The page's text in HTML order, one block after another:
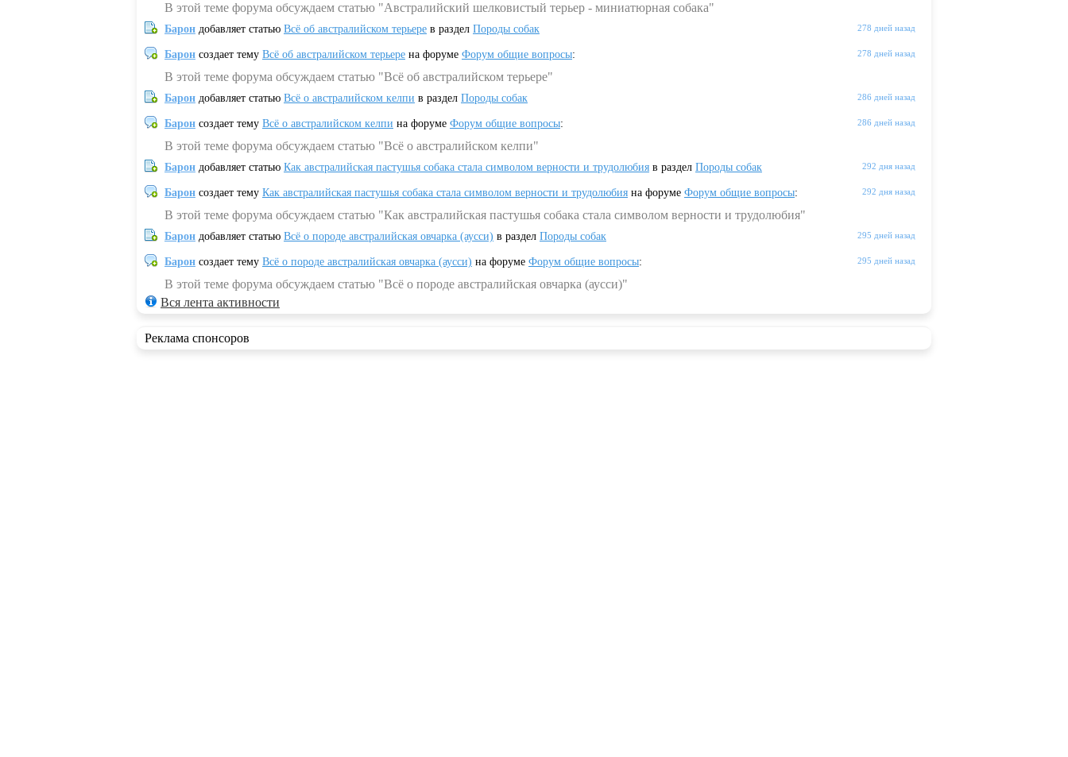
В этой теме форума обсуждаем статью "Австралийский шелковистый терьер - миниатюрная собака"
278 дней назад
Барон добавляет статью Всё об австралийском терьере в раздел Породы собак
278 дней назад
Барон создает тему Всё об австралийском терьере на форуме Форум общие вопросы:
В этой теме форума обсуждаем статью "Всё об австралийском терьере"
286 дней назад
Барон добавляет статью Всё о австралийском келпи в раздел Породы собак
286 дней назад
Барон создает тему Всё о австралийском келпи на форуме Форум общие вопросы:
В этой теме форума обсуждаем статью "Всё о австралийском келпи"
292 дня назад
Барон добавляет статью Как австралийская пастушья собака стала символом верности и трудолюбия в раздел Породы собак
292 дня назад
Барон создает тему Как австралийская пастушья собака стала символом верности и трудолюбия на форуме Форум общие вопросы:
В этой теме форума обсуждаем статью "Как австралийская пастушья собака стала символом верности и трудолюбия"
295 дней назад
Барон добавляет статью Всё о породе австралийская овчарка (аусси) в раздел Породы собак
295 дней назад
Барон создает тему Всё о породе австралийская овчарка (аусси) на форуме Форум общие вопросы:
В этой теме форума обсуждаем статью "Всё о породе австралийская овчарка (аусси)"
Вся лента активности
Реклама спонсоров